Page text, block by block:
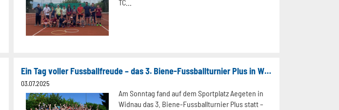
TC...
Ein Tag voller Fussballfreude – das 3. Biene-Fussballturnier Plus in Widnau
03.07.2025
Am Sonntag fand auf dem Sportplatz Aegeten in
Widnau das 3. Biene-Fussballturnier Plus statt –